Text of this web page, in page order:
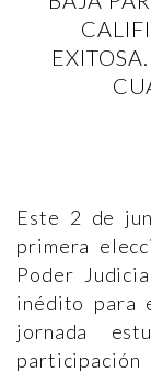
Este 2 de
primera
Poder
inédito para
jornada